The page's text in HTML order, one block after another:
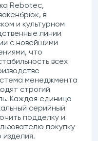
Rebotec,
в
и культурном
линии
с новейшими
что
всех
менеджмента
строгий
Каждая единица
серийный
подделку и
покупку
изделия.